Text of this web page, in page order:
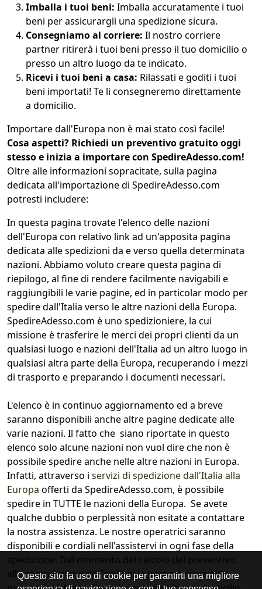
Imballa i tuoi beni: Imballa accuratamente i tuoi
beni per assicurargli una spedizione sicura.
Consegniamo al corriere: Il nostro corriere
partner ritirerà i tuoi beni presso il tuo domicilio o
presso un altro luogo da te indicato.
Ricevi i tuoi beni a casa: Rilassati e goditi i tuoi
beni importati! Te li consegneremo direttamente
a domicilio.
Importare dall'Europa non è mai stato così facile!
Cosa aspetti? Richiedi un preventivo gratuito oggi
stesso e inizia a importare con SpedireAdesso.com!
Oltre alle informazioni sopracitate, sulla pagina
dedicata all'importazione di SpedireAdesso.com
potresti includere:
In questa pagina trovate l'elenco delle nazioni
dell'Europa con relativo link ad un'apposita pagina
dedicata alle spedizioni da e verso quella determinata
nazioni. Abbiamo voluto creare questa pagina di
riepilogo, al fine di rendere facilmente navigabili e
raggiungibili le varie pagine, ed in particolar modo per
spedire dall'Italia verso le altre nazioni della Europa.
SpedireAdesso.com è uno spedizioniere, la cui
missione è trasferire le merci dei propri clienti da un
qualsiasi luogo e nazioni dell'Italia ad un altro luogo in
qualsiasi altra parte della Europa, recuperando i mezzi
di trasporto e preparando i documenti necessari.
L'elenco è in continuo aggiornamento ed a breve
saranno disponibili anche altre pagine dedicate alle
varie nazioni. Il fatto che siano riportate in questo
elenco solo alcune nazioni non vuol dire che non è
possibile spedire anche nelle altre nazioni in Europa.
Infatti, attraverso i servizi di spedizione dall'Italia alla
Europa offerti da SpedireAdesso.com, è possibile
spedire in TUTTE le nazioni della Europa. Se avete
qualche dubbio o perplessità non esitate a contattare
la nostra assistenza. Le nostre operatrici saranno
disponibili e cordiali nell'assistervi in ogni fase della
spedizione. Dal momento del calcolo del preventivo,
alla compilazione dell'ordine, la preparazione del